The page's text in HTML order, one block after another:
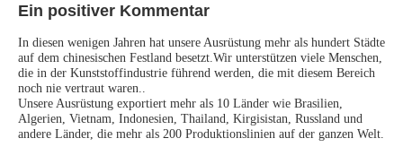
Ein positiver Kommentar
In diesen wenigen Jahren hat unsere Ausrüstung mehr als hundert Städte
auf dem chinesischen Festland besetzt.Wir unterstützen viele Menschen,
die in der Kunststoffindustrie führend werden, die mit diesem Bereich
noch nie vertraut waren..
Unsere Ausrüstung exportiert mehr als 10 Länder wie Brasilien,
Algerien, Vietnam, Indonesien, Thailand, Kirgisistan, Russland und
andere Länder, die mehr als 200 Produktionslinien auf der ganzen Welt.